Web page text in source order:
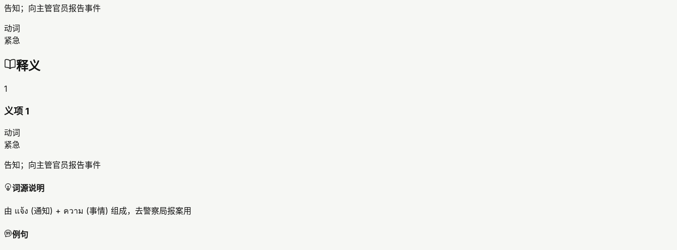
告知；向主管官员报告事件
动词
紧急
释义
1
义项 1
动词
紧急
告知；向主管官员报告事件
词源说明
由 แจ้ง (通知) + ความ (事情) 组成，去警察局报案用
例句